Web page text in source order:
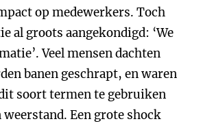
op medewerkers. Toch
al groots aangekondigd: ‘We
Veel mensen dachten
banen geschrapt, en waren
soort termen te gebruiken
weerstand. Een grote shock